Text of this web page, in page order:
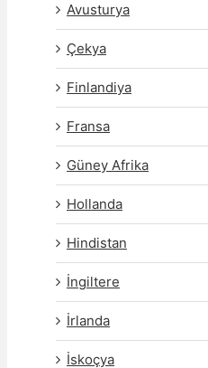
Avusturya
Çekya
Finlandiya
Fransa
Güney Afrika
Hollanda
Hindistan
İngiltere
İrlanda
İskoçya